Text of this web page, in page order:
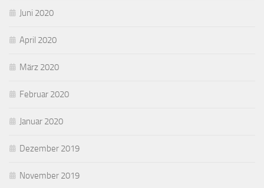
Juni 2020
April 2020
März 2020
Februar 2020
Januar 2020
Dezember 2019
November 2019